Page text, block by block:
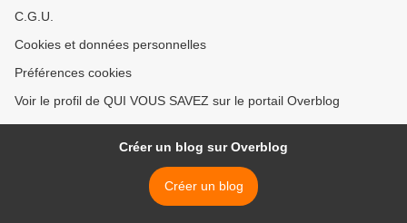
C.G.U.
Cookies et données personnelles
Préférences cookies
Voir le profil de QUI VOUS SAVEZ sur le portail Overblog
Créer un blog sur Overblog
Créer un blog